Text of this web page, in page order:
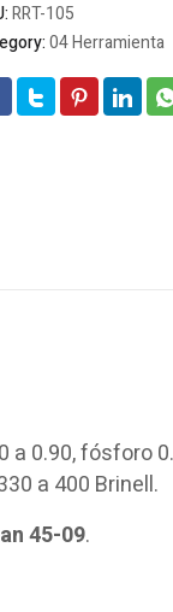
RRT-105
04 Herramienta
a 0.90, fósforo
a 400 Brinell.
45-09.